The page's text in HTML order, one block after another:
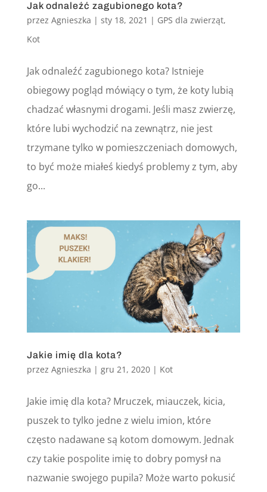
Jak odnaleźć zagubionego kota?
przez Agnieszka | sty 18, 2021 | GPS dla zwierząt,
Kot
Jak odnaleźć zagubionego kota? Istnieje
obiegowy pogląd mówiący o tym, że koty lubią
chadzać własnymi drogami. Jeśli masz zwierzę,
które lubi wychodzić na zewnątrz, nie jest
trzymane tylko w pomieszczeniach domowych,
to być może miałeś kiedyś problemy z tym, aby
go...
Jakie imię dla kota?
przez Agnieszka | gru 21, 2020| Kot
Jakie imię dla kota? Mruczek, miauczek, kicia,
puszek to tylko jedne z wielu imion, które
często nadawane są kotom domowym. Jednak
czy takie pospolite imię to dobry pomysł na
nazwanie swojego pupila? Może warto pokusić